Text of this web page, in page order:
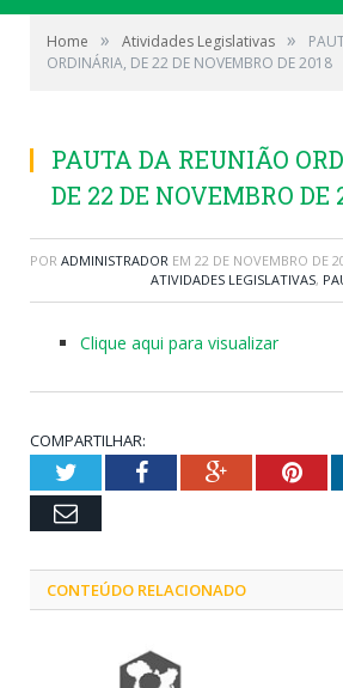
Home » Atividades Legislativas »
ORDINÁRIA, DE 22 DE NOVEMBRO DE 2018
PAUTA DA REUNIÃO
DE 22 DE NOVEMBRO DE
POR ADMINISTRADOR EM 22 DE NOVEMBRO DE
ATIVIDADES LEGISLATIVAS,
Clique aqui para visualizar
COMPARTILHAR:
TwitterFacebookGoogle+
Email
CONTEÚDO RELACIONADO